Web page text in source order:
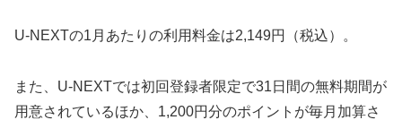
U-NEXTの1月あたりの利用料金は2,149円（税込）。
また、U-NEXTでは初回登録者限定で31日間の無料期間が
用意されているほか、1,200円分のポイントが毎月加算さ